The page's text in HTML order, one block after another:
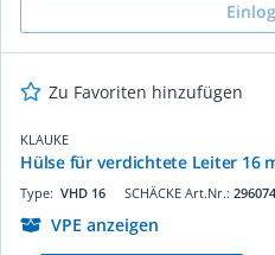
Zu Favoriten hinzufügen
KLAUKE
Hülse für verdichtete Leiter 16
SCHÄCKE Art.Nr.:
Type: VHD 16
VPE anzeigen